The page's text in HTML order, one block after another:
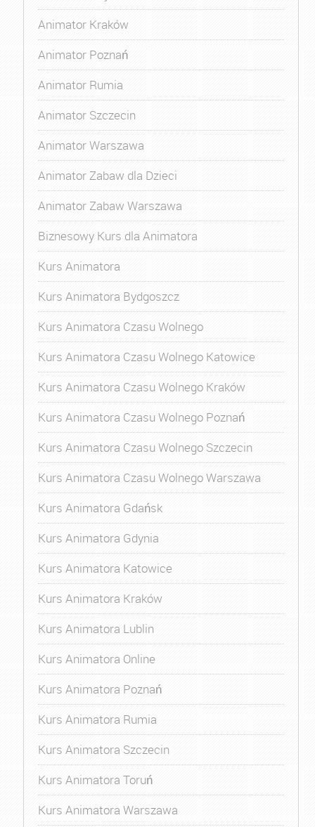
Animator Kraków
Animator Poznań
Animator Rumia
Animator Szczecin
Animator Warszawa
Animator Zabaw dla Dzieci
Animator Zabaw Warszawa
Biznesowy Kurs dla Animatora
Kurs Animatora
Kurs Animatora Bydgoszcz
Kurs Animatora Czasu Wolnego
Kurs Animatora Czasu Wolnego Katowice
Kurs Animatora Czasu Wolnego Kraków
Kurs Animatora Czasu Wolnego Poznań
Kurs Animatora Czasu Wolnego Szczecin
Kurs Animatora Czasu Wolnego Warszawa
Kurs Animatora Gdańsk
Kurs Animatora Gdynia
Kurs Animatora Katowice
Kurs Animatora Kraków
Kurs Animatora Lublin
Kurs Animatora Online
Kurs Animatora Poznań
Kurs Animatora Rumia
Kurs Animatora Szczecin
Kurs Animatora Toruń
Kurs Animatora Warszawa